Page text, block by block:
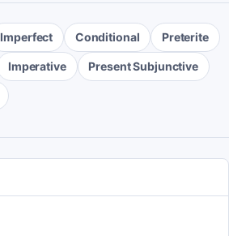
Imperfect Conditional Preterite
Imperative Present Subjunctive